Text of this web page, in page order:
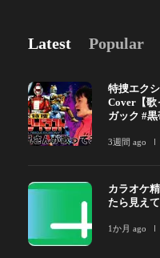
Latest Popular
特捜エク
Cover【歌
ガック #
3週間 ago
カラオケ
たら見え
1か月 ago